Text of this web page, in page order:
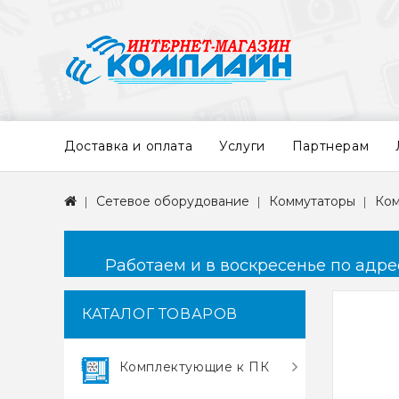
Доставка и оплата Услуги Партнерам
Сетевое оборудование Коммутаторы
Работаем и в воскресенье по
КАТАЛОГ ТОВАРОВ
Комплектующие к ПК